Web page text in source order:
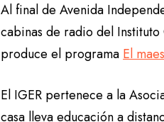
Al final de Avenida
cabinas de radio del
produce el programa El
El IGER pertenece a la
casa lleva educación a